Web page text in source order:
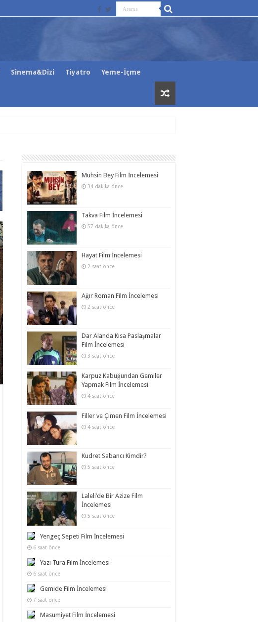
Sinema&Dizi Tiyatro Yeme-İçme
Muhsin Bey Film İncelemesi
34 dakika önce
Takva Film İncelemesi
57 dakika önce
Hayat Film İncelemesi
2 saat önce
Ağır Roman Film İncelemesi
2 saat önce
Dar Alanda Kısa Paslaşmalar
Film İncelemesi
3 saat önce
Karpuz Kabuğundan Gemiler
Yapmak Film İncelemesi
4 saat önce
Filler ve Çimen Film İncelemesi
4 saat önce
Kudret Sabancı Kimdir?
5 saat önce
Laleli’de Bir Azize Film
İncelemesi
5 saat önce
Yengeç Sepeti Film İncelemesi
6 saat önce
Yazı Tura Film İncelemesi
6 saat önce
Gemide Film İncelemesi
7 saat önce
Masumiyet Film İncelemesi